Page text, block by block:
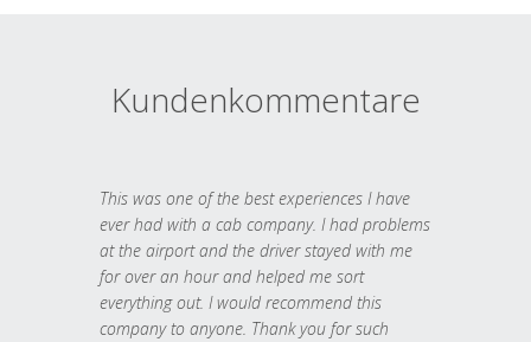
Kundenkommentare
This was one of the best experiences I have
ever had with a cab company. I had problems
at the airport and the driver stayed with me
for over an hour and helped me sort
everything out. I would recommend this
company to anyone. Thank you for such